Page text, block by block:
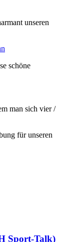
unseren
schöne
man sich vier /
für unseren
Sport-Talk)